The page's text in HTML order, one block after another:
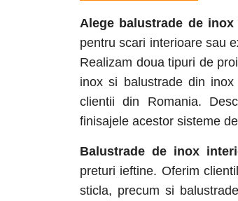
Alege balustrade de
pentru scari interioare sau
Realizam doua tipuri de
inox si balustrade din
clientii din Romania.
finisajele acestor sisteme
Balustrade de inox
preturi ieftine. Oferim
sticla, precum si